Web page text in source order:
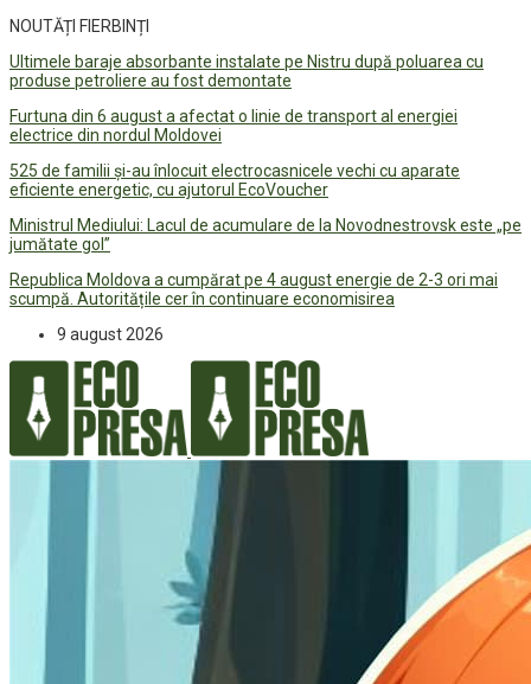
NOUTĂȚI FIERBINȚI
Ultimele baraje absorbante instalate pe Nistru după poluarea cu
produse petroliere au fost demontate
Furtuna din 6 august a afectat o linie de transport al energiei
electrice din nordul Moldovei
525 de familii și-au înlocuit electrocasnicele vechi cu aparate
eficiente energetic, cu ajutorul EcoVoucher
Ministrul Mediului: Lacul de acumulare de la Novodnestrovsk este „pe
jumătate gol”
Republica Moldova a cumpărat pe 4 august energie de 2-3 ori mai
scumpă. Autoritățile cer în continuare economisirea
9 august 2026